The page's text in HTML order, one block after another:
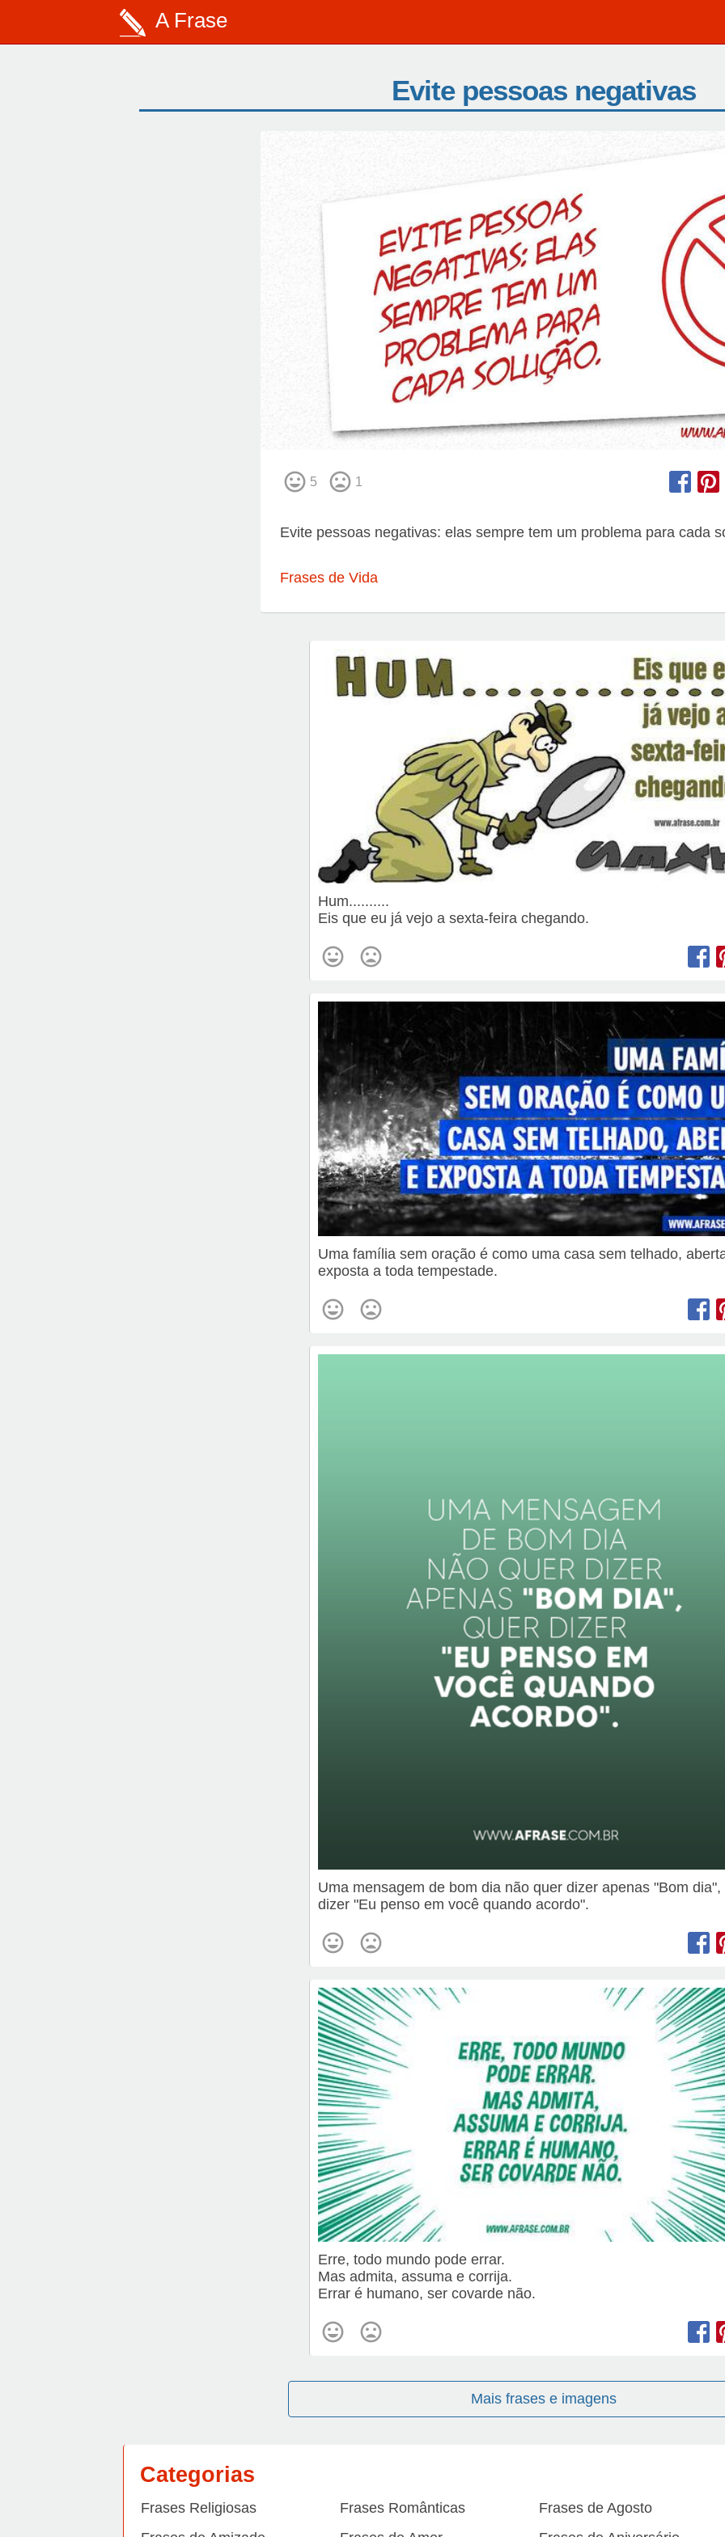
A Frase
Evite pessoas negativas
5 1
Evite pessoas negativas: elas sempre tem um problema para cada
Frases de Vida
Hum..........
Eis que eu já vejo a sexta-feira chegando.
Uma família sem oração é como uma casa sem telhado,
exposta a toda tempestade.
Uma mensagem de bom dia não quer dizer apenas "Bom dia",
dizer "Eu penso em você quando acordo".
Erre, todo mundo pode errar.
Mas admita, assuma e corrija.
Errar é humano, ser covarde não.
Mais frases e imagens
Categorias
Frases Religiosas Frases Românticas
Frases de Agosto